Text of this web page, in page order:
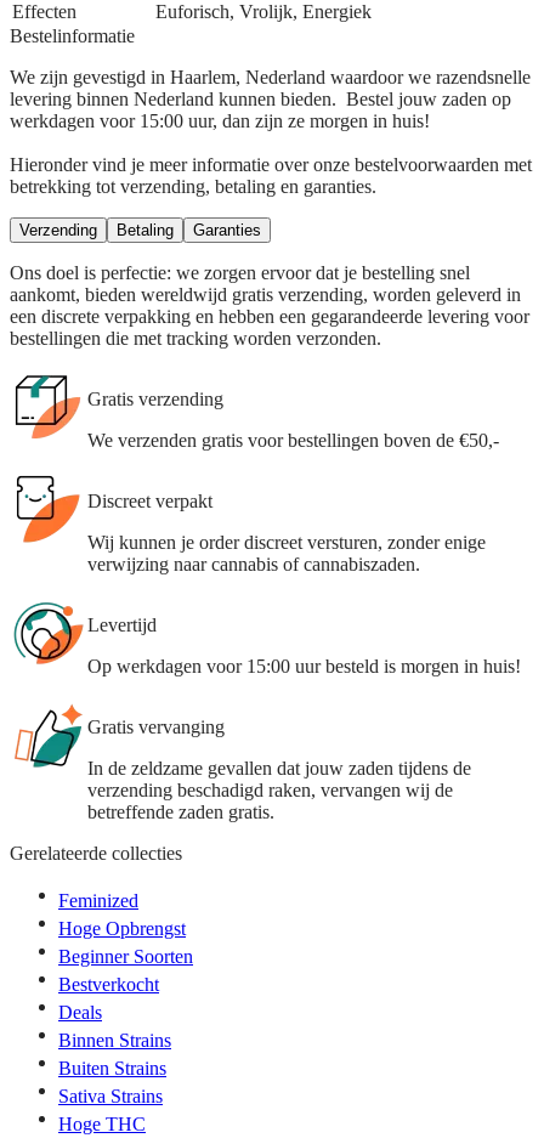
Effecten
Euforisch, Vrolijk, Energiek
Bestelinformatie
We zijn gevestigd in Haarlem, Nederland waardoor we razendsnelle
levering binnen Nederland kunnen bieden. Bestel jouw zaden op
werkdagen voor 15:00 uur, dan zijn ze morgen in huis!
Hieronder vind je meer informatie over onze bestelvoorwaarden met
betrekking tot verzending, betaling en garanties.
Verzending Betaling Garanties
Ons doel is perfectie: we zorgen ervoor dat je bestelling snel
aankomt, bieden wereldwijd gratis verzending, worden geleverd in
een discrete verpakking en hebben een gegarandeerde levering voor
bestellingen die met tracking worden verzonden.
Gratis verzending
We verzenden gratis voor bestellingen boven de €50,-
Discreet verpakt
Wij kunnen je order discreet versturen, zonder enige
verwijzing naar cannabis of cannabiszaden.
Levertijd
Op werkdagen voor 15:00 uur besteld is morgen in huis!
Gratis vervanging
In de zeldzame gevallen dat jouw zaden tijdens de
verzending beschadigd raken, vervangen wij de
betreffende zaden gratis.
Gerelateerde collecties
Feminized
Hoge Opbrengst
Beginner Soorten
Bestverkocht
Deals
Binnen Strains
Buiten Strains
Sativa Strains
Hoge THC